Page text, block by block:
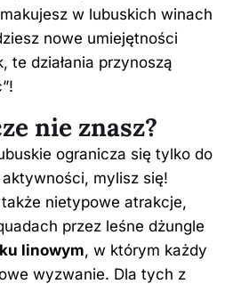
w lubuskich winach
nowe umiejętności
te działania przynoszą
nie znasz?
ogranicza się tylko do
mylisz się!
nietypowe atrakcje,
przez leśne dżungle
linowym, w którym każdy
wyzwanie. Dla tych z